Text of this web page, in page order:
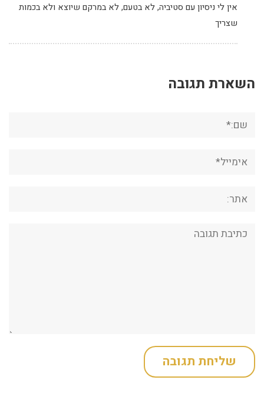
אין לי ניסיון עם סטיביה, לא בטעם, לא במרקם שיוצא ולא בכמות
שצריך
השארת תגובה
תגובה: